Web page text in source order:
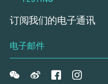
订阅我们的电子通讯